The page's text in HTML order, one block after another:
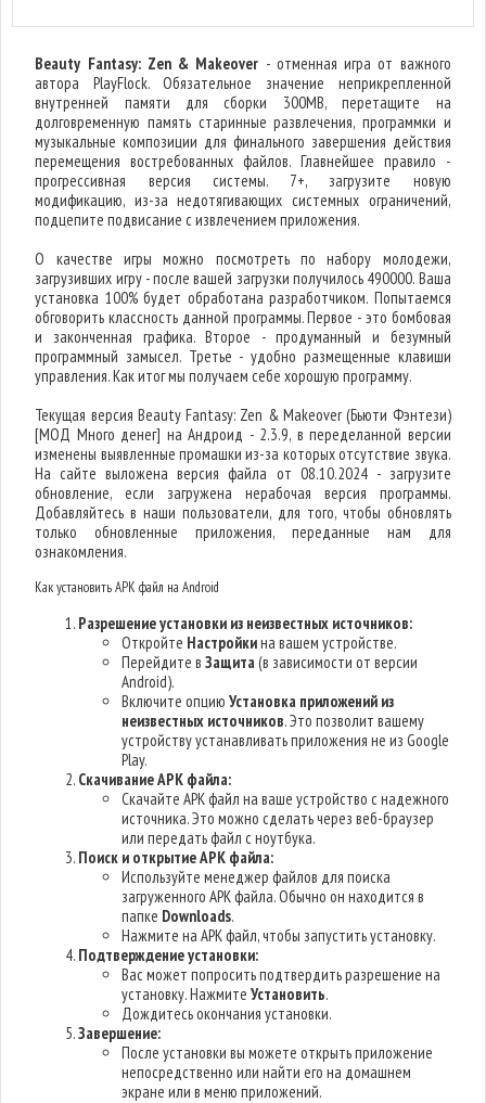
Beauty Fantasy: Zen & Makeover - отменная игра от важного
автора PlayFlock. Обязательное значение неприкрепленной
внутренней памяти для сборки 300MB, перетащите на
долговременную память старинные развлечения, программки и
музыкальные композиции для финального завершения действия
перемещения востребованных файлов. Главнейшее правило -
прогрессивная версия системы. 7+, загрузите новую
модификацию, из-за недотягивающих системных ограничений,
подцепите подвисание с извлечением приложения.
О качестве игры можно посмотреть по набору молодежи,
загрузивших игру - после вашей загрузки получилось 490000. Ваша
установка 100% будет обработана разработчиком. Попытаемся
обговорить классность данной программы. Первое - это бомбовая
и законченная графика. Второе - продуманный и безумный
программный замысел. Третье - удобно размещенные клавиши
управления. Как итог мы получаем себе хорошую программу.
Текущая версия Beauty Fantasy: Zen & Makeover (Бьюти Фэнтези)
[МОД Много денег] на Андроид - 2.3.9, в переделанной версии
изменены выявленные промашки из-за которых отсутствие звука.
На сайте выложена версия файла от 08.10.2024 - загрузите
обновление, если загружена нерабочая версия программы.
Добавляйтесь в наши пользователи, для того, чтобы обновлять
только обновленные приложения, переданные нам для
ознакомления.
Как установить APK файл на Android
Разрешение установки из неизвестных источников:
Откройте Настройкина вашем устройстве.
Перейдите вЗащита(в зависимости от версии
Android).
Включите опциюУстановка приложений из
неизвестных источников. Это позволит вашему
устройству устанавливать приложения не из Google
Play.
Скачивание APK файла:
Скачайте APK файл на ваше устройство с надежного
источника. Это можно сделать через веб-браузер
или передать файл с ноутбука.
Поиск и открытие APK файла:
Используйте менеджер файлов для поиска
загруженного APK файла. Обычно он находится в
папке Downloads.
Нажмите на APK файл, чтобы запустить установку.
Подтверждение установки:
Вас может попросить подтвердить разрешение на
установку. НажмитеУстановить.
Дождитесь окончания установки.
Завершение:
После установки вы можете открыть приложение
непосредственно или найти его на домашнем
экране или в меню приложений.